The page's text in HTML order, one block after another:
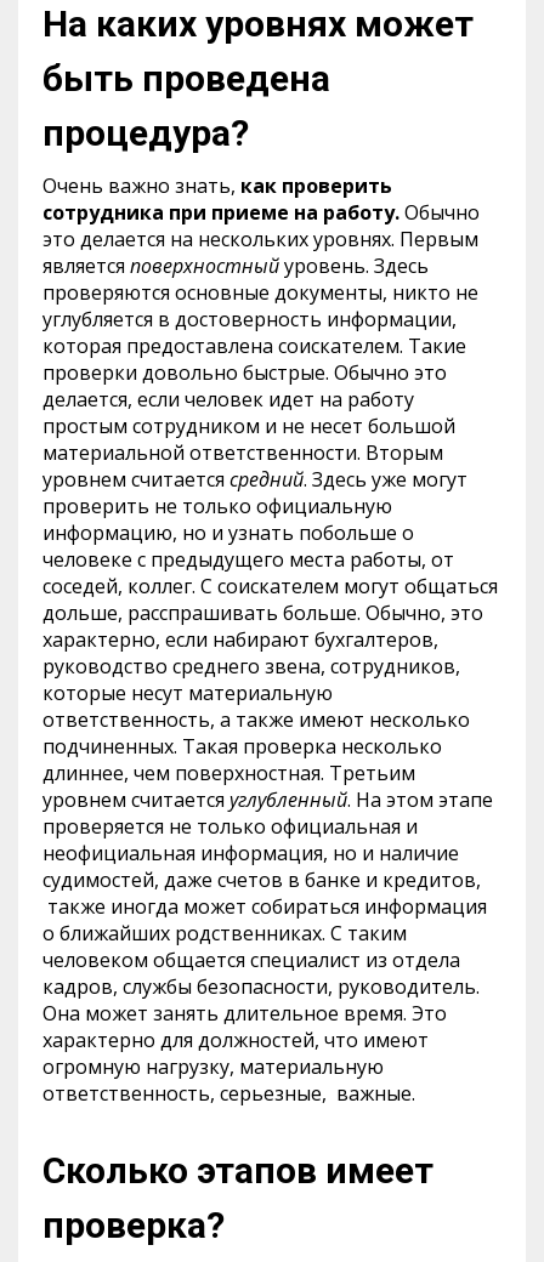
На каких уровнях может
быть проведена
процедура?
Очень важно знать, как проверить
сотрудника при приеме на работу.Обычно
это делается на нескольких уровнях. Первым
является поверхностныйуровень. Здесь
проверяются основные документы, никто не
углубляется в достоверность информации,
которая предоставлена соискателем. Такие
проверки довольно быстрые. Обычно это
делается, если человек идет на работу
простым сотрудником и не несет большой
материальной ответственности. Вторым
уровнем считается средний. Здесь уже могут
проверить не только официальную
информацию, но и узнать побольше о
человеке с предыдущего места работы, от
соседей, коллег. С соискателем могут общаться
дольше, расспрашивать больше. Обычно, это
характерно, если набирают бухгалтеров,
руководство среднего звена, сотрудников,
которые несут материальную
ответственность, а также имеют несколько
подчиненных. Такая проверка несколько
длиннее, чем поверхностная. Третьим
уровнем считается углубленный. На этом этапе
проверяется не только официальная и
неофициальная информация, но и наличие
судимостей, даже счетов в банке и кредитов,
также иногда может собираться информация
о ближайших родственниках. С таким
человеком общается специалист из отдела
кадров, службы безопасности, руководитель.
Она может занять длительное время. Это
характерно для должностей, что имеют
огромную нагрузку, материальную
ответственность, серьезные, важные.
Сколько этапов имеет
проверка?